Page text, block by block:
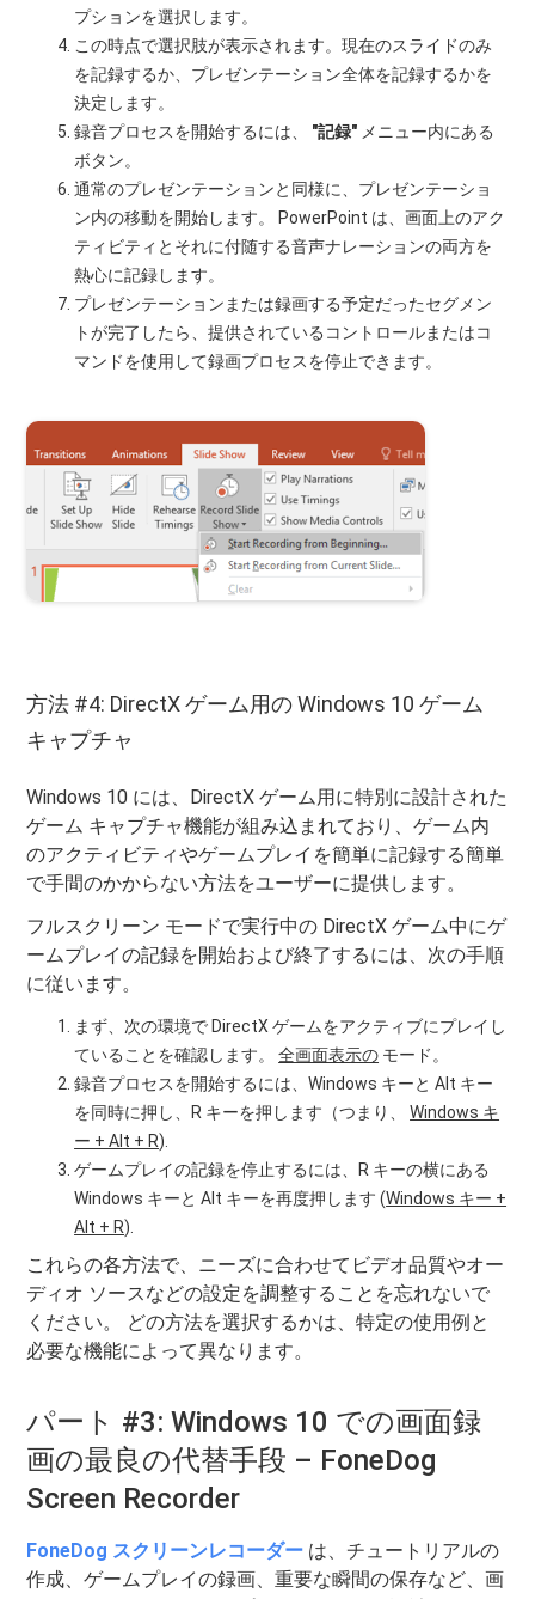
プションを選択します。
この時点で選択肢が表示されます。現在のスライドのみ
を記録するか、プレゼンテーション全体を記録するかを
決定します。
録音プロセスを開始するには、 "記録" メニュー内にある
ボタン。
通常のプレゼンテーションと同様に、プレゼンテーショ
ン内の移動を開始します。 PowerPoint は、画面上のアク
ティビティとそれに付随する音声ナレーションの両方を
熱心に記録します。
プレゼンテーションまたは録画する予定だったセグメン
トが完了したら、提供されているコントロールまたはコ
マンドを使用して録画プロセスを停止できます。
方法 #4: DirectX ゲーム用の Windows 10 ゲーム
キャプチャ
Windows 10 には、DirectX ゲーム用に特別に設計された
ゲーム キャプチャ機能が組み込まれており、ゲーム内
のアクティビティやゲームプレイを簡単に記録する簡単
で手間のかからない方法をユーザーに提供します。
フルスクリーン モードで実行中の DirectX ゲーム中にゲ
ームプレイの記録を開始および終了するには、次の手順
に従います。
まず、次の環境で DirectX ゲームをアクティブにプレイし
ていることを確認します。全画面表示の モード。
録音プロセスを開始するには、Windows キーと Alt キー
を同時に押し、R キーを押します（つまり、Windows キ
ー + Alt + R).
ゲームプレイの記録を停止するには、R キーの横にある
Windows キーと Alt キーを再度押します (Windows キー +
Alt + R).
これらの各方法で、ニーズに合わせてビデオ品質やオー
ディオ ソースなどの設定を調整することを忘れないで
ください。 どの方法を選択するかは、特定の使用例と
必要な機能によって異なります。
パート #3: Windows 10 での画面録
画の最良の代替手段 – FoneDog
Screen Recorder
FoneDog スクリーンレコーダー は、チュートリアルの
作成、ゲームプレイの録画、重要な瞬間の保存など、画